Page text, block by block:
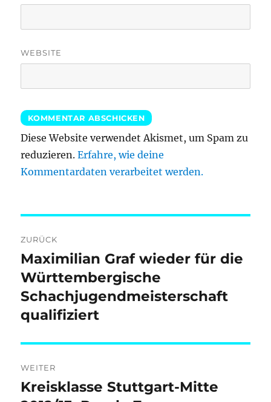
WEBSITE
Diese Website verwendet Akismet, um Spam zu
reduzieren.Erfahre, wie deine
Kommentardaten verarbeitet werden.
ZURÜCK
Vorheriger
Beitrag:
Maximilian Graf wieder für die
Württembergische
Schachjugendmeisterschaft
qualifiziert
WEITER
Nächster
Kreisklasse Stuttgart-Mitte